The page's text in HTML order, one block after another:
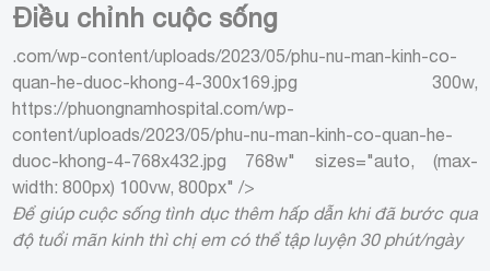
Điều chỉnh cuộc sống
.com/wp-content/uploads/2023/05/phu-nu-man-kinh-co-
quan-he-duoc-khong-4-300x169.jpg 300w,
https://phuongnamhospital.com/wp-
content/uploads/2023/05/phu-nu-man-kinh-co-quan-he-
duoc-khong-4-768x432.jpg 768w" sizes="auto, (max-
width: 800px) 100vw, 800px" />
Để giúp cuộc sống tình dục thêm hấp dẫn khi đã bước qua
độ tuổi mãn kinh thì chị em có thể tập luyện 30 phút/ngày